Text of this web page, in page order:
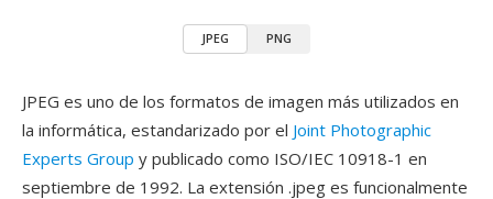
JPEG PNG
JPEG es uno de los formatos de imagen más utilizados en
la informática, estandarizado por el Joint Photographic
Experts Group y publicado como ISO/IEC 10918-1 en
septiembre de 1992. La extensión .jpeg es funcionalmente